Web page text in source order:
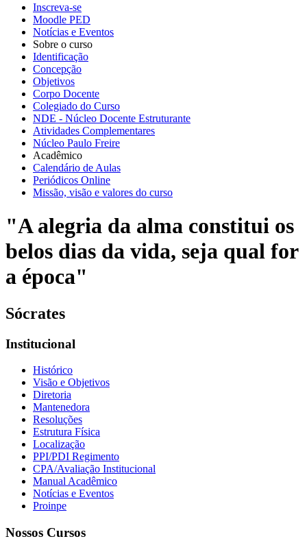
Inscreva-se
Moodle PED
Notícias e Eventos
Sobre o curso
Identificação
Concepção
Objetivos
Corpo Docente
Colegiado do Curso
NDE - Núcleo Docente Estruturante
Atividades Complementares
Núcleo Paulo Freire
Acadêmico
Calendário de Aulas
Periódicos Online
Missão, visão e valores do curso
"A alegria da alma constitui os
belos dias da vida, seja qual for
a época"
Sócrates
Institucional
Histórico
Visão e Objetivos
Diretoria
Mantenedora
Resoluções
Estrutura Física
Localização
PPI/PDI Regimento
CPA/Avaliação Institucional
Manual Acadêmico
Notícias e Eventos
Proinpe
Nossos Cursos